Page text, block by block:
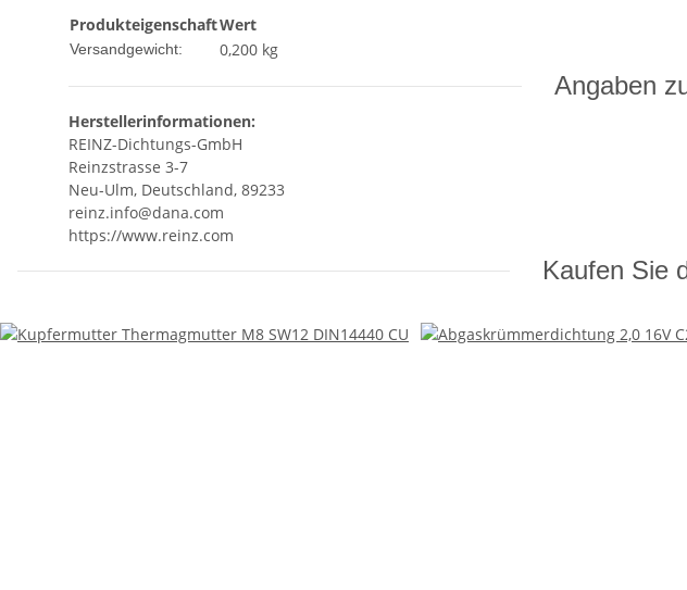
ProdukteigenschaftWert
Versandgewicht: 0,200 kg
Angaben
Herstellerinformationen:
REINZ-Dichtungs-GmbH
Reinzstrasse 3-7
Neu-Ulm, Deutschland, 89233
reinz.info@dana.com
https://www.reinz.com
Kaufen Sie